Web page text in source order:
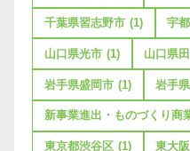
千葉県習志野市 (1) 宇
山口県光市 (1) 山口県
岩手県盛岡市 (1) 岩手
新事業進出・ものづくり商
東京都渋谷区 (1) 東大